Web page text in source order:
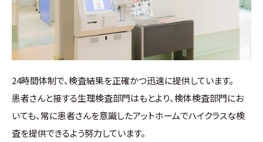
24時間体制で、検査結果を正確かつ迅速に提供しています。
患者さんと接する生理検査部門はもとより、検体検査部門にお
いても、常に患者さんを意識したアットホームでハイクラスな検
査を提供できるよう努力しています。